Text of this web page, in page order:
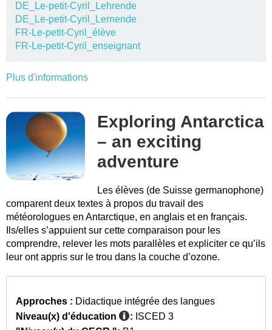
DE_Le-petit-Cyril_Lehrende
DE_Le-petit-Cyril_Lernende
FR-Le-petit-Cyril_élève
FR-Le-petit-Cyril_enseignant
Plus d'informations
Exploring Antarctica
– an exciting
adventure
Les élèves (de Suisse germanophone)
comparent deux textes à propos du travail des
météorologues en Antarctique, en anglais et en français.
Ils/elles s’appuient sur cette comparaison pour les
comprendre, relever les mots parallèles et expliciter ce qu’ils
leur ont appris sur le trou dans la couche d’ozone.
Approches : Didactique intégrée des langues
Niveau(x) d'éducation
: ISCED 3